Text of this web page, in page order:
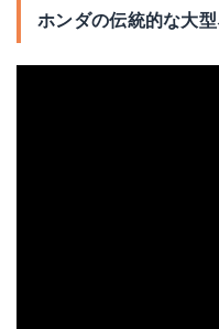
ホンダの伝統的な大